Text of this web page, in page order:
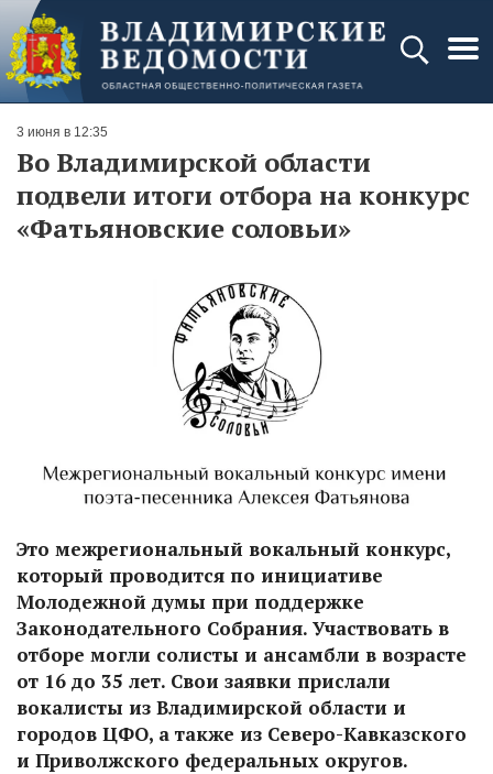
3 июня в 12:35
Во Владимирской области
подвели итоги отбора на конкурс
«Фатьяновские соловьи»
Это межрегиональный вокальный конкурс,
который проводится по инициативе
Молодежной думы при поддержке
Законодательного Собрания. Участвовать в
отборе могли солисты и ансамбли в возрасте
от 16 до 35 лет. Свои заявки прислали
вокалисты из Владимирской области и
городов ЦФО, а также из Северо-Кавказского
и Приволжского федеральных округов.